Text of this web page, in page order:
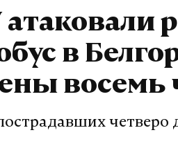
атаковали
в
восемь
четверо